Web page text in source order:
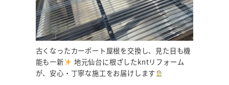
古くなったカーポート屋根を交換し、見た目も機
能も一新
地元仙台に根ざしたkntリフォーム
が、安心・丁寧な施工をお届けします